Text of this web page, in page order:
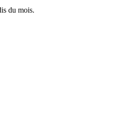
du mois.